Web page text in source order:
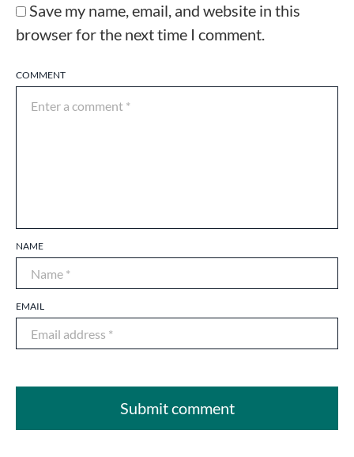
COMMENT
NAME
EMAIL
Save my name, email, and website in this
browser for the next time I comment.